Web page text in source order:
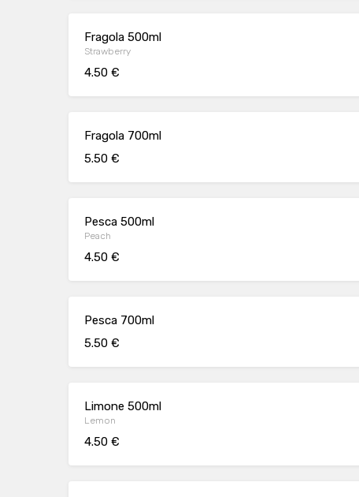
Fragola 500ml
Strawberry
4.50 €
Fragola 700ml
5.50 €
Pesca 500ml
Peach
4.50 €
Pesca 700ml
5.50 €
Limone 500ml
Lemon
4.50 €